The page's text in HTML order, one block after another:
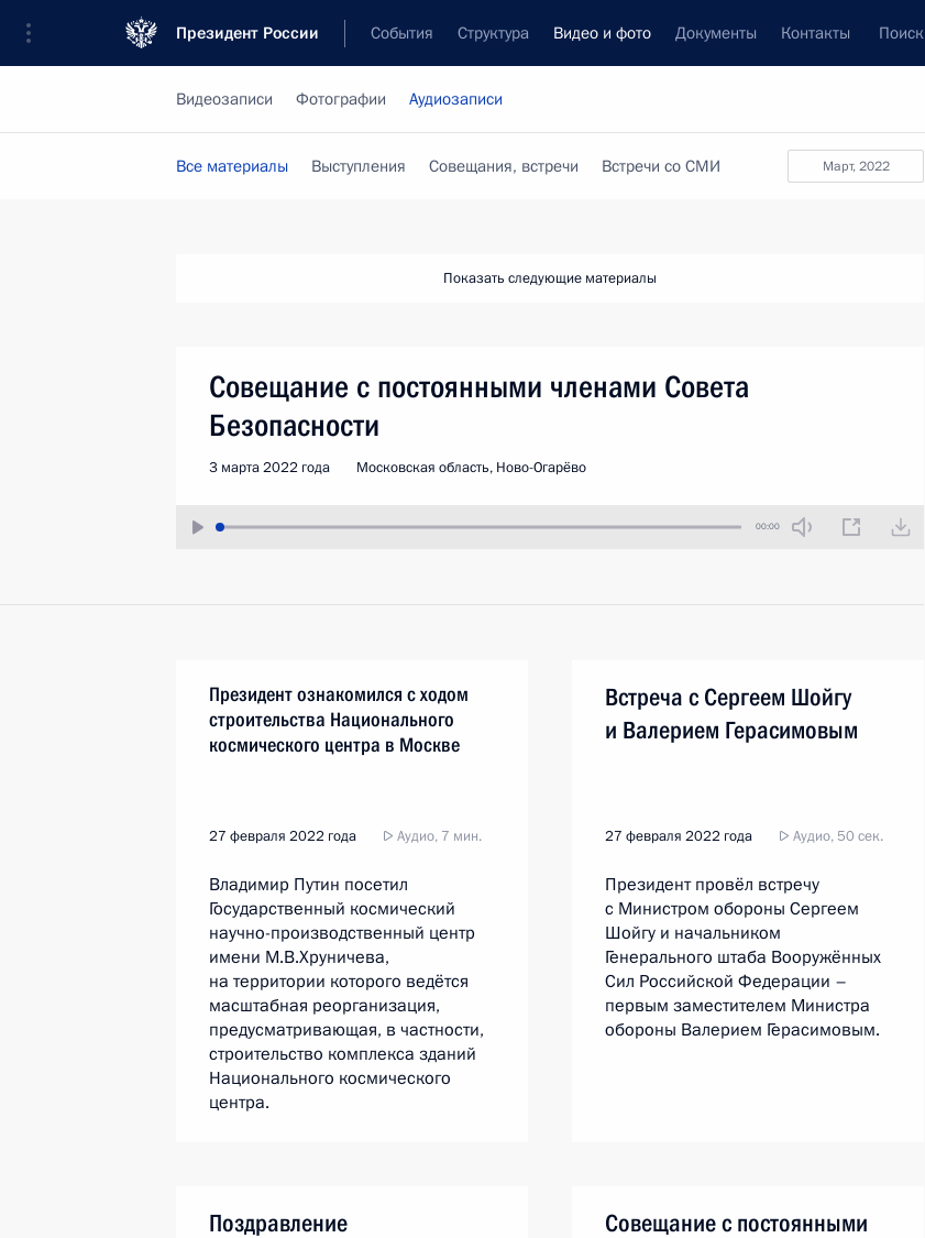
Президент России События Структура Видео и фото Документы Контакты Поиск
Видеозаписи Фотографии Аудиозаписи
март, 2022
Все материалы Выступления Совещания, встречи Встречи со СМИ
Показать следующие материалы
Совещание с постоянными членами Совета
Безопасности
3 марта 2022 года Московская область, Ново-Огарёво
00:00
Президент ознакомился с ходом
строительства Национального
космического центра в Москве
27 февраля 2022 года Аудио, 7 мин.
Владимир Путин посетил
Государственный космический
научно-производственный центр
имени М.В.Хруничева,
на территории которого ведётся
масштабная реорганизация,
предусматривающая, в частности,
строительство комплекса зданий
Национального космического
центра.
Встреча с Сергеем Шойгу
и Валерием Герасимовым
27 февраля 2022 года Аудио, 50 сек.
Президент провёл встречу
с Министром обороны Сергеем
Шойгу и начальником
Генерального штаба Вооружённых
Сил Российской Федерации –
первым заместителем Министра
обороны Валерием Герасимовым.
Поздравление
Совещание с постоянными